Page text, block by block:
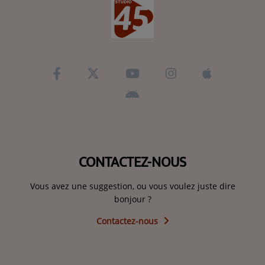
CONTACTEZ-NOUS
Vous avez une suggestion, ou vous voulez juste dire
bonjour ?
Contactez-nous